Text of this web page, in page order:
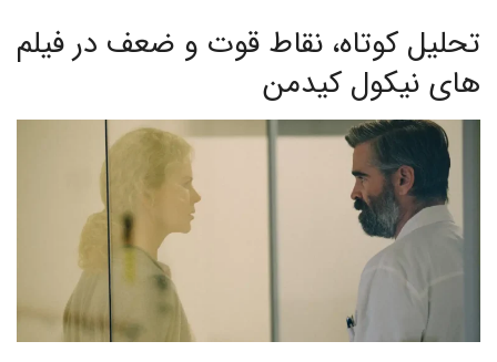
تحلیل کوتاه، نقاط قوت و ضعف در فیلم
های نیکول کیدمن